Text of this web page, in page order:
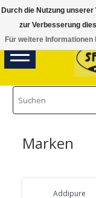
Toggle
navigation
Marken
Addipure
Durch die Nutzung
zur Verbesserung
Für weitere